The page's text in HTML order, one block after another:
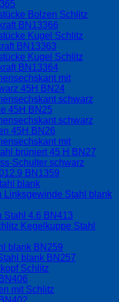
Bolzen Schlitz
BN13366
Kugel Schlitz
BN13363
Kugel Schlitz
BN13364
mit
45H BN24
schwarz
45H BN25
schwarz
45H BN26
mit
brüniert 45 H BN27
Schulter schwarz
BN1359
blank
Linksgewinde Stahl blank
Stahl 4.6 BN413
Kegelkuppe Stahl
blank BN259
blank BN257
Schlitz
mit Schlitz